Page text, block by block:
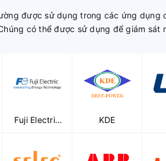
được sử dụng trong các ứng
có thể được sử dụng để giám
Fuji Electric
KDE